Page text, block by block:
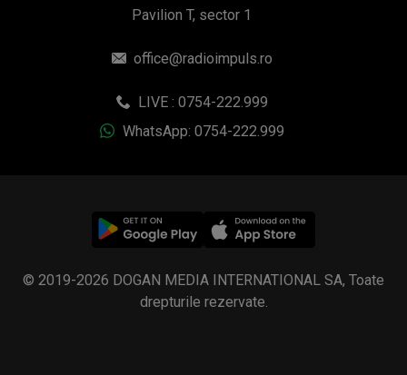
Pavilion T, sector 1
office@radioimpuls.ro
LIVE : 0754-222.999
WhatsApp: 0754-222.999
© 2019-2026 DOGAN MEDIA INTERNATIONAL SA, Toate
drepturile rezervate.